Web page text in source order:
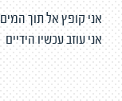
אני קופץ אל תוך המים
אני עוזב עכשיו הידיים